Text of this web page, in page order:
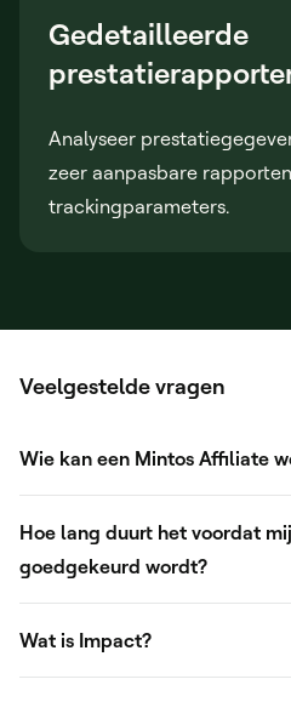
Gedetailleerde
Analyseer
zeer aanpasbare
trackingparameters.
Veelgestelde vragen
Wie kan een Mintos Affiliate
Hoe lang duurt het voordat
goedgekeurd wordt?
Wat is Impact?